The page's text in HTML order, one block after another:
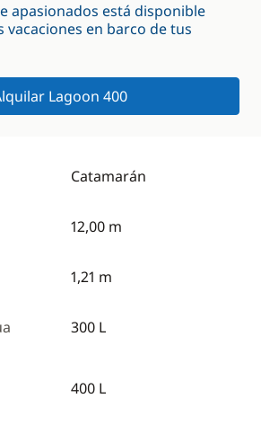
apasionados está disponible
vacaciones en barco de tus
Lagoon 400
Catamarán
12,00 m
1,21 m
300 L
400 L